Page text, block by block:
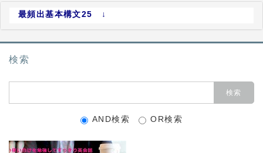
最頻出基本構文25 ↓
検索
AND検索 OR検索